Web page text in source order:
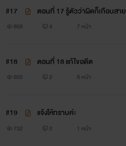
#17 ตอนที่ 17 รู้ตัวว่าผิดก็เกือบสาย
858 4 7 หน้า
#18 ตอนที่ 18 แก้ไขอดีต
600 2 8 หน้า
#19 แจ้งให้ทราบค่ะ
732 0 1 หน้า